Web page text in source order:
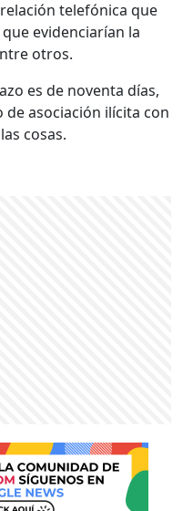
telefónica que
evidenciarían la
otros.
es de noventa días,
asociación ilícita con
cosas.